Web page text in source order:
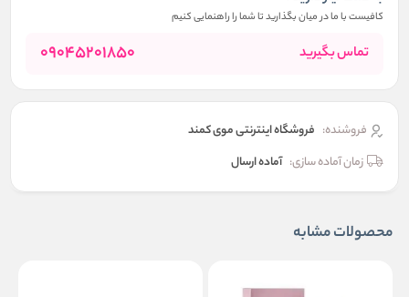
کافیست با ما در میان بگذارید تا شما را راهنمایی کنیم
تماس بگیرید 09045201850
فروشنده: فروشگاه اینترنتی موی کمند
زمان آماده سازی: آماده ارسال
محصولات مشابه